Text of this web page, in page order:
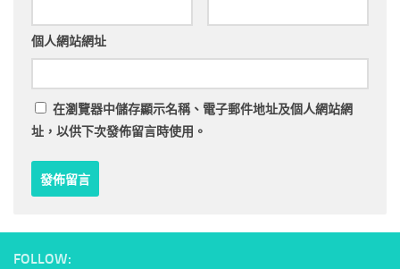
個人網站網址
在瀏覽器中儲存顯示名稱、電子郵件地址及個人網站網
址，以供下次發佈留言時使用。
FOLLOW: